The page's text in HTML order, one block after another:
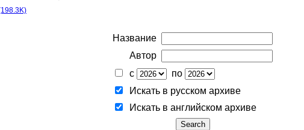
Название
Автор
с
по
Искать в русском архиве
Искать в английском архиве